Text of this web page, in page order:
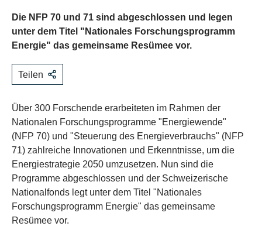
Die NFP 70 und 71 sind abgeschlossen und legen
unter dem Titel "Nationales Forschungsprogramm
Energie" das gemeinsame Resümee vor.
Teilen
Über 300 Forschende erarbeiteten im Rahmen der
Nationalen Forschungsprogramme "Energiewende"
(NFP 70) und "Steuerung des Energieverbrauchs" (NFP
71) zahlreiche Innovationen und Erkenntnisse, um die
Energiestrategie 2050 umzusetzen. Nun sind die
Programme abgeschlossen und der Schweizerische
Nationalfonds legt unter dem Titel "Nationales
Forschungsprogramm Energie" das gemeinsame
Resümee vor.